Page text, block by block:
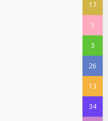
17
5
3
26
13
34